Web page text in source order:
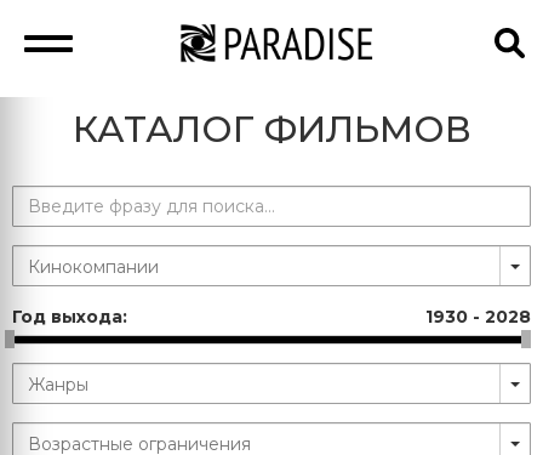
КАТАЛОГ ФИЛЬМОВ
Год выхода: 1930 - 2028